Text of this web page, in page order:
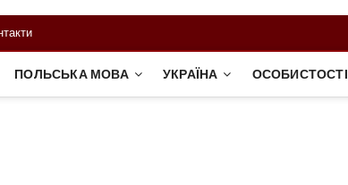
ПОЛЬСЬКА МОВА УКРАЇНА ОСОБИСТОСТІ